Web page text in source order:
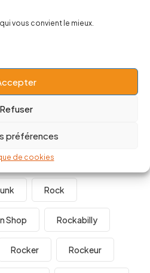
vous convient le mieux.
Refuser
préférences
de cookies
Maternage Maternité
Kitsch
Rock
Shop Rockabilly
Rocker Rockeur